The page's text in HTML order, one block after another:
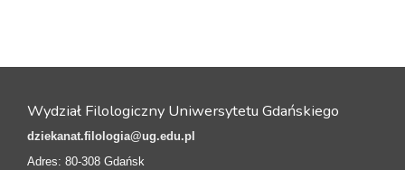
Wydział Filologiczny Uniwersytetu Gdańskiego
dziekanat.filologia@ug.edu.pl
Adres: 80-308 Gdańsk